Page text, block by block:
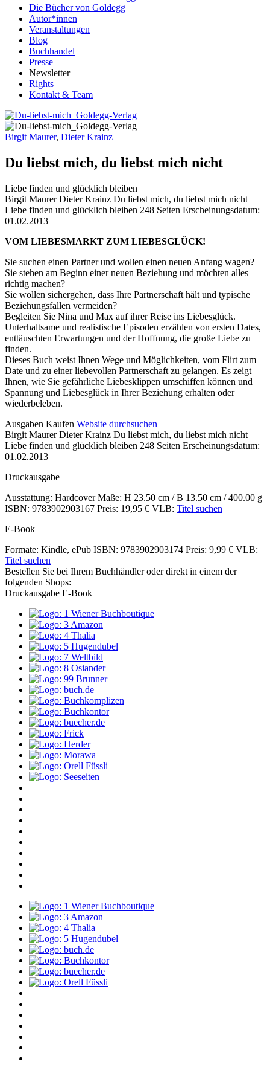
Die Bücher von Goldegg
Autor*innen
Veranstaltungen
Blog
Buchhandel
Presse
Newsletter
Rights
Kontakt & Team
Birgit Maurer, Dieter Krainz
Du liebst mich, du liebst mich nicht
Liebe finden und glücklich bleiben
Buchdetails
Birgit Maurer Dieter Krainz Du liebst mich, du liebst mich nicht
Liebe finden und glücklich bleiben 248 Seiten Erscheinungsdatum:
01.02.2013
Beschreibung
VOM LIEBESMARKT ZUM LIEBESGLÜCK!
Sie suchen einen Partner und wollen einen neuen Anfang wagen?
Sie stehen am Beginn einer neuen Beziehung und möchten alles
richtig machen?
Sie wollen sichergehen, dass Ihre Partnerschaft hält und typische
Beziehungsfallen vermeiden?
Begleiten Sie Nina und Max auf ihrer Reise ins Liebesglück.
Unterhaltsame und realistische Episoden erzählen von ersten Dates,
enttäuschten Erwartungen und der Hoffnung, die große Liebe zu
finden.
Dieses Buch weist Ihnen Wege und Möglichkeiten, vom Flirt zum
Date und zu einer liebevollen Partnerschaft zu gelangen. Es zeigt
Ihnen, wie Sie gefährliche Liebesklippen umschiffen können und
Spannung und Liebesglück in Ihrer Beziehung erhalten oder
wiederbeleben.
Details
und
Inhalte
Ausgaben Kaufen Website durchsuchen
Birgit Maurer Dieter Krainz Du liebst mich, du liebst mich nicht
Liebe finden und glücklich bleiben 248 Seiten Erscheinungsdatum:
01.02.2013
Druckausgabe
Ausstattung: Hardcover Maße: H 23.50 cm / B 13.50 cm / 400.00 g
ISBN: 9783902903167 Preis: 19,95 € VLB: Titel suchen
E-Book
Formate: Kindle, ePub ISBN: 9783902903174 Preis: 9,99 € VLB:
Titel suchen
Bestellen Sie bei Ihrem Buchhändler oder direkt in einem der
folgenden Shops:
Druckausgabe E-Book